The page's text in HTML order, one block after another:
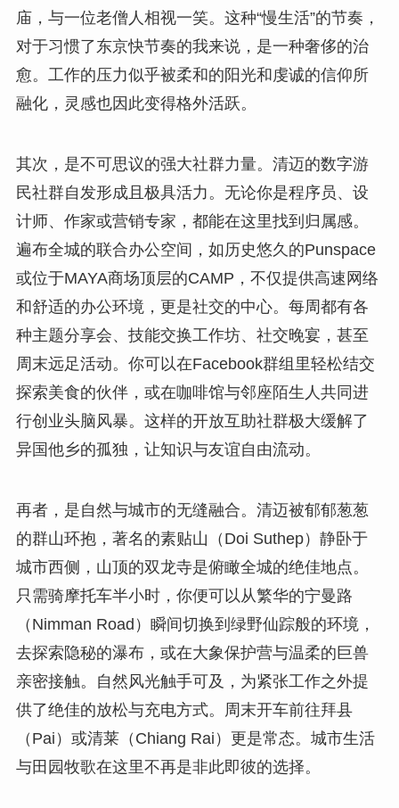
庙，与一位老僧人相视一笑。这种“慢生活”的节奏，
对于习惯了东京快节奏的我来说，是一种奢侈的治
愈。工作的压力似乎被柔和的阳光和虔诚的信仰所
融化，灵感也因此变得格外活跃。
其次，是不可思议的强大社群力量。清迈的数字游
民社群自发形成且极具活力。无论你是程序员、设
计师、作家或营销专家，都能在这里找到归属感。
遍布全城的联合办公空间，如历史悠久的Punspace
或位于MAYA商场顶层的CAMP，不仅提供高速网络
和舒适的办公环境，更是社交的中心。每周都有各
种主题分享会、技能交换工作坊、社交晚宴，甚至
周末远足活动。你可以在Facebook群组里轻松结交
探索美食的伙伴，或在咖啡馆与邻座陌生人共同进
行创业头脑风暴。这样的开放互助社群极大缓解了
异国他乡的孤独，让知识与友谊自由流动。
再者，是自然与城市的无缝融合。清迈被郁郁葱葱
的群山环抱，著名的素贴山（Doi Suthep）静卧于
城市西侧，山顶的双龙寺是俯瞰全城的绝佳地点。
只需骑摩托车半小时，你便可以从繁华的宁曼路
（Nimman Road）瞬间切换到绿野仙踪般的环境，
去探索隐秘的瀑布，或在大象保护营与温柔的巨兽
亲密接触。自然风光触手可及，为紧张工作之外提
供了绝佳的放松与充电方式。周末开车前往拜县
（Pai）或清莱（Chiang Rai）更是常态。城市生活
与田园牧歌在这里不再是非此即彼的选择。